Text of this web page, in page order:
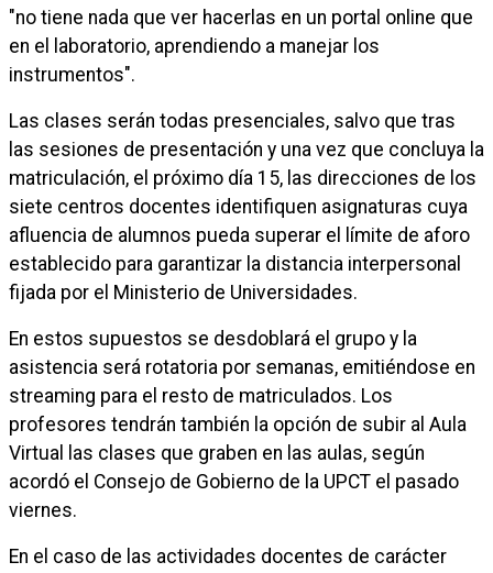
"no tiene nada que ver hacerlas en un portal online que
en el laboratorio, aprendiendo a manejar los
instrumentos".
Las clases serán todas presenciales, salvo que tras
las sesiones de presentación y una vez que concluya la
matriculación, el próximo día 15, las direcciones de los
siete centros docentes identifiquen asignaturas cuya
afluencia de alumnos pueda superar el límite de aforo
establecido para garantizar la distancia interpersonal
fijada por el Ministerio de Universidades.
En estos supuestos se desdoblará el grupo y la
asistencia será rotatoria por semanas, emitiéndose en
streaming para el resto de matriculados. Los
profesores tendrán también la opción de subir al Aula
Virtual las clases que graben en las aulas, según
acordó el Consejo de Gobierno de la UPCT el pasado
viernes.
En el caso de las actividades docentes de carácter